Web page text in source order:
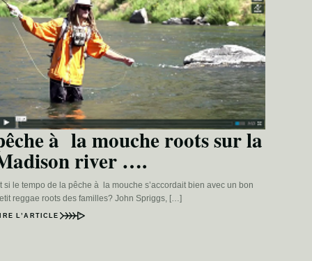
à la mouche roots sur la
river ….
si le tempo de la pêche à la mouche s’accordait bien avec un bon
reggae roots des familles? John Spriggs, […]
L’ARTICLE